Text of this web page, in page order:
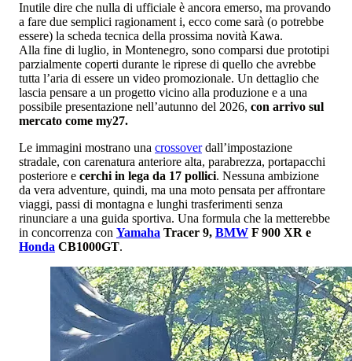
Inutile dire che nulla di ufficiale è ancora emerso, ma provando
a fare due semplici ragionament i, ecco come sarà (o potrebbe
essere) la scheda tecnica della prossima novità Kawa.
Alla fine di luglio, in Montenegro, sono comparsi due prototipi
parzialmente coperti durante le riprese di quello che avrebbe
tutta l’aria di essere un video promozionale. Un dettaglio che
lascia pensare a un progetto vicino alla produzione e a una
possibile presentazione nell’autunno del 2026, con arrivo sul
mercato come my27.
Le immagini mostrano una crossoverdall’impostazione
stradale, con carenatura anteriore alta, parabrezza, portapacchi
posteriore e cerchi in lega da 17 pollici. Nessuna ambizione
da vera adventure, quindi, ma una moto pensata per affrontare
viaggi, passi di montagna e lunghi trasferimenti senza
rinunciare a una guida sportiva. Una formula che la metterebbe
in concorrenza con Yamaha Tracer 9, BMW F 900 XR e
Honda CB1000GT.